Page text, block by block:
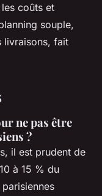
coûts et
souple,
livraisons, fait
ne pas être
?
il est prudent de
à 15 % du